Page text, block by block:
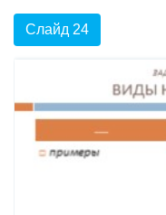
Слайд 24